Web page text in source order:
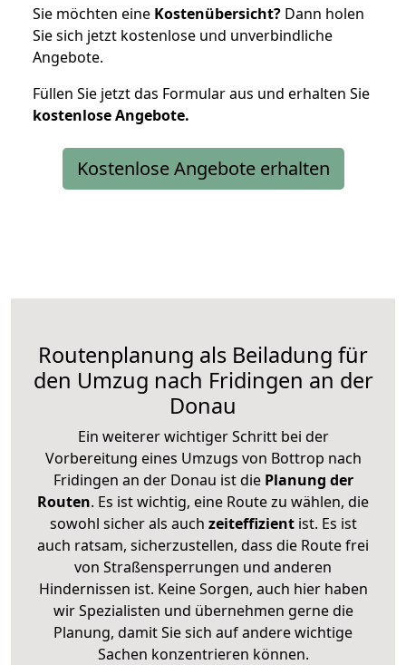
Sie möchten eine Kostenübersicht? Dann holen
Sie sich jetzt kostenlose und unverbindliche
Angebote.
Füllen Sie jetzt das Formular aus und erhalten Sie
kostenloseAngebote.
Kostenlose Angebote erhalten
Routenplanung als Beiladung für
den Umzug nach Fridingen an der
Donau
Ein weiterer wichtiger Schritt bei der
Vorbereitung eines Umzugs von Bottrop nach
Fridingen an der Donau ist diePlanung der
Routen. Es ist wichtig, eine Route zu wählen, die
sowohl sicher als auch zeiteffizientist. Es ist
auch ratsam, sicherzustellen, dass die Route frei
von Straßensperrungen und anderen
Hindernissen ist. Keine Sorgen, auch hier haben
wir Spezialisten und übernehmen gerne die
Planung, damit Sie sich auf andere wichtige
Sachen konzentrieren können.